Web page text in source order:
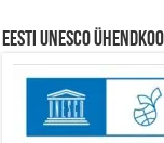
Eesti UNESCO